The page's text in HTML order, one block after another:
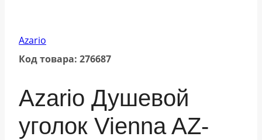
Azario
Код товара: 276687
Azario Душевой
уголок Vienna AZ-